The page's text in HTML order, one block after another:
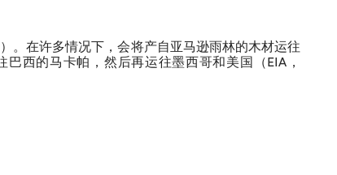
。在许多情况下，会将产自亚马逊雨林的木材运往
西的马卡帕，然后再运往墨西哥和美国（EIA，